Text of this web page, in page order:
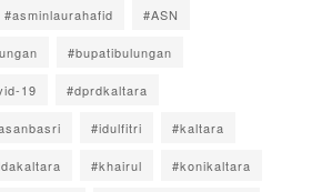
#asminlaurahafid #ASN
#bupatibulungan
19 #dprdkaltara
#idulfitri #kaltara
#khairul #konikaltara